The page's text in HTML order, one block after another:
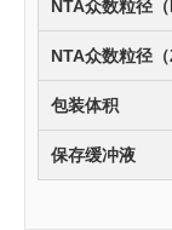
NTA众数粒径
NTA众数粒径
包装体积
保存缓冲液